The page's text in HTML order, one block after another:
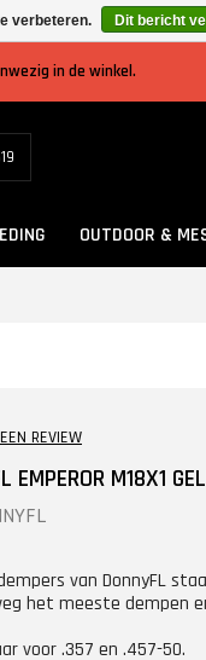
in de winkel.
OUTDOOR &
REVIEW
EMPEROR M18X1
van DonnyFL
het meeste dempen
voor .357 en .457-50.
verbeteren. Dit bericht